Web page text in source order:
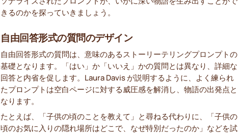
きるのかを探っていきましょう。
自由回答形式の質問のデザイン
自由回答形式の質問は、意味のあるストーリーテリングプロンプトの
基礎となります。「はい」か「いいえ」かの質問とは異なり、詳細な
回答と内省を促します。Laura Davis が説明するように、よく練られ
たプロンプトは空白ページに対する威圧感を解消し、物語の出発点と
なります。
たとえば、「子供の頃のことを教えて」と尋ねる代わりに、「子供の
頃のお気に入りの隠れ場所はどこで、なぜ特別だったのか」などを試